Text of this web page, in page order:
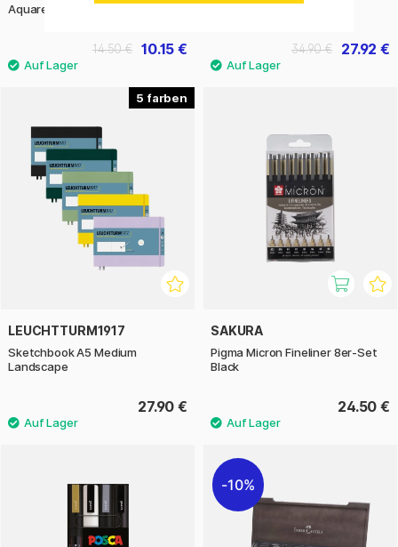
Aquarellblock A4 300g
10.15 €
14.50 € 27.92 €
34.90 €
5
LEUCHTTURM1917
Sketchbook A5 Medium
Landscape
27.90 €
SAKURA
Pigma Micron Fineliner 8er-Set
Black
24.50 €
10%